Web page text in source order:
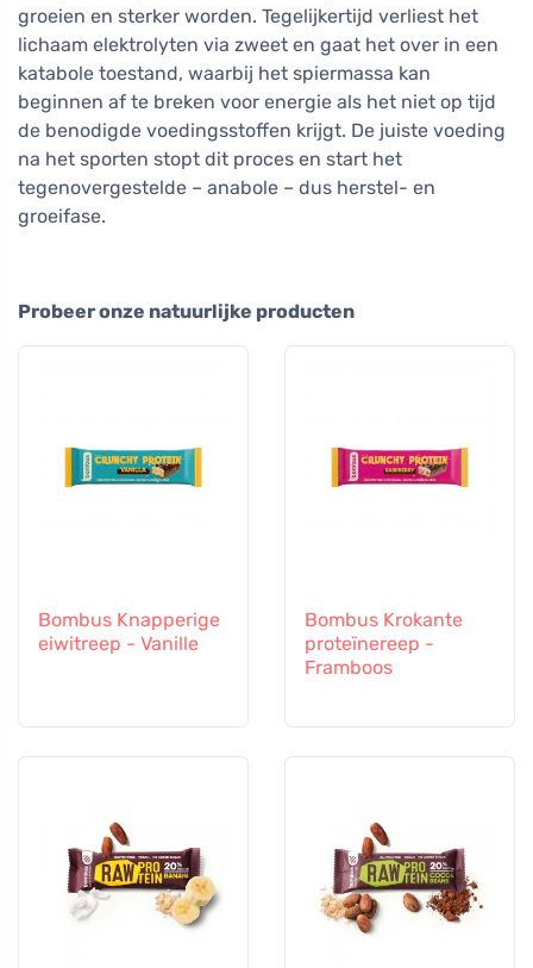
groeien en sterker worden. Tegelijkertijd verliest het
lichaam elektrolyten via zweet en gaat het over in een
katabole toestand, waarbij het spiermassa kan
beginnen af te breken voor energie als het niet op tijd
de benodigde voedingsstoffen krijgt. De juiste voeding
na het sporten stopt dit proces en start het
tegenovergestelde – anabole – dus herstel- en
groeifase.
Probeer onze natuurlijke producten
Bombus Knapperige
eiwitreep - Vanille
Bombus Krokante
proteïnereep -
Framboos